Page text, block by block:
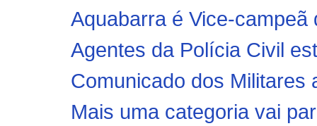
Aquabarra é Vice-
Agentes da Polícia Civil
Comunicado dos Militares
Mais uma categoria vai